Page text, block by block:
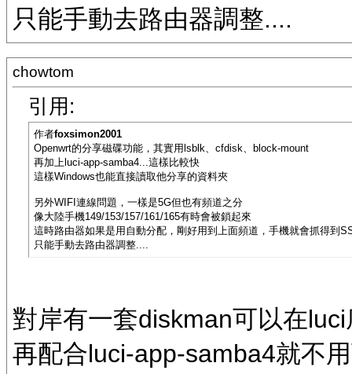
只能手動去路由器調整....
chowtom
引用:
作者foxsimon2001
Openwrt的分享磁碟功能，其實用lsblk、cfdisk、block-mount
再加上luci-app-samba4...這樣比較快
這樣Windows也能直接讀取他分享的資料夾
另外WIFI連線問題，一樣是5G但也有頻道之分
像大陸手機149/153/157/161/165有時會被鎖起來
這時路由器如果是用自動分配，剛好用到上面頻道，手機就會抓得到
只能手動去路由器調整....
對岸有一套diskman可以在
再配合luci-app-samba4就不